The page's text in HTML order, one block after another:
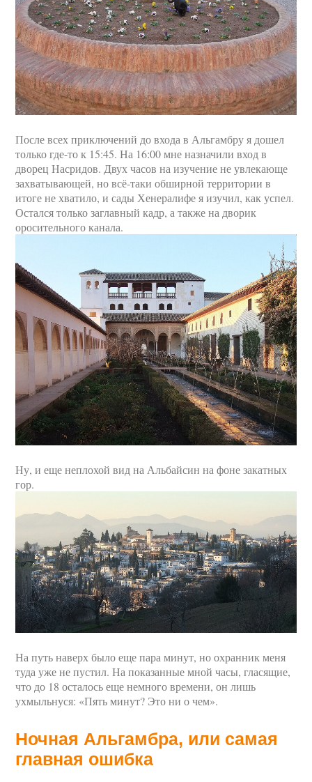
После всех приключений до входа в Альгамбру я дошел
только где-то к 15:45. На 16:00 мне назначили вход в
дворец Насридов. Двух часов на изучение не увлекающе
захватывающей, но всё-таки обширной территории в
итоге не хватило, и сады Хенералифе я изучил, как успел.
Остался только заглавный кадр, а также на дворик
оросительного канала.
Ну, и еще неплохой вид на Альбайсин на фоне закатных
гор.
На путь наверх было еще пара минут, но охранник меня
туда уже не пустил. На показанные мной часы, гласящие,
что до 18 осталось еще немного времени, он лишь
ухмыльнуся: «Пять минут? Это ни о чем».
Ночная Альгамбра, или самая
главная ошибка